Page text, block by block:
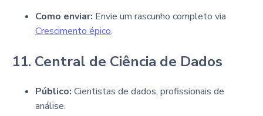
Como enviar: Envie um rascunho completo via
Crescimento épico.
11. Central de Ciência de Dados
Público: Cientistas de dados, profissionais de
análise.